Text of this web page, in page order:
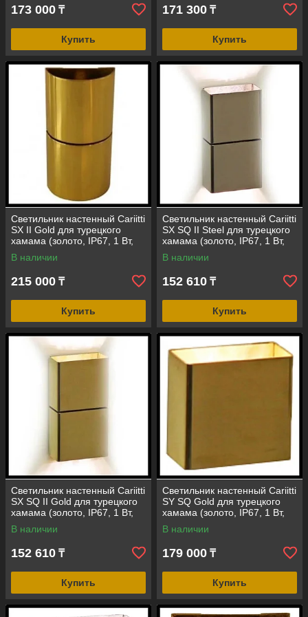
173 000 ₸
Купить
171 300 ₸
Купить
Светильник настенный Cariitti
SX II Gold для турецкого
хамама (золото, IP67, 1 Вт,
без источника света)
В наличии
215 000 ₸
Купить
Светильник настенный Cariitti
SX SQ II Steel для турецкого
хамама (золото, IP67, 1 Вт,
без источника света)
В наличии
152 610 ₸
Купить
Светильник настенный Cariitti
SX SQ II Gold для турецкого
хамама (золото, IP67, 1 Вт,
без источника света)
В наличии
152 610 ₸
Купить
Светильник настенный Cariitti
SY SQ Gold для турецкого
хамама (золото, IP67, 1 Вт,
без источника света)
В наличии
179 000 ₸
Купить